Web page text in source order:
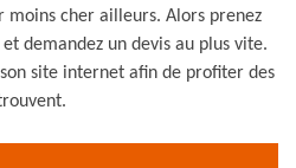
moins cher ailleurs. Alors prenez
demandez un devis au plus vite.
site internet afin de profiter des